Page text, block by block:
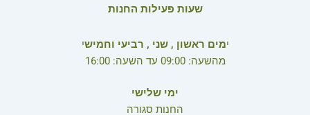
שעות פעילות החנות
ימים ראשון , שני , רביעי וחמישי
מהשעה: 09:00 עד השעה: 16:00
ימי שלישי
החנות סגורה